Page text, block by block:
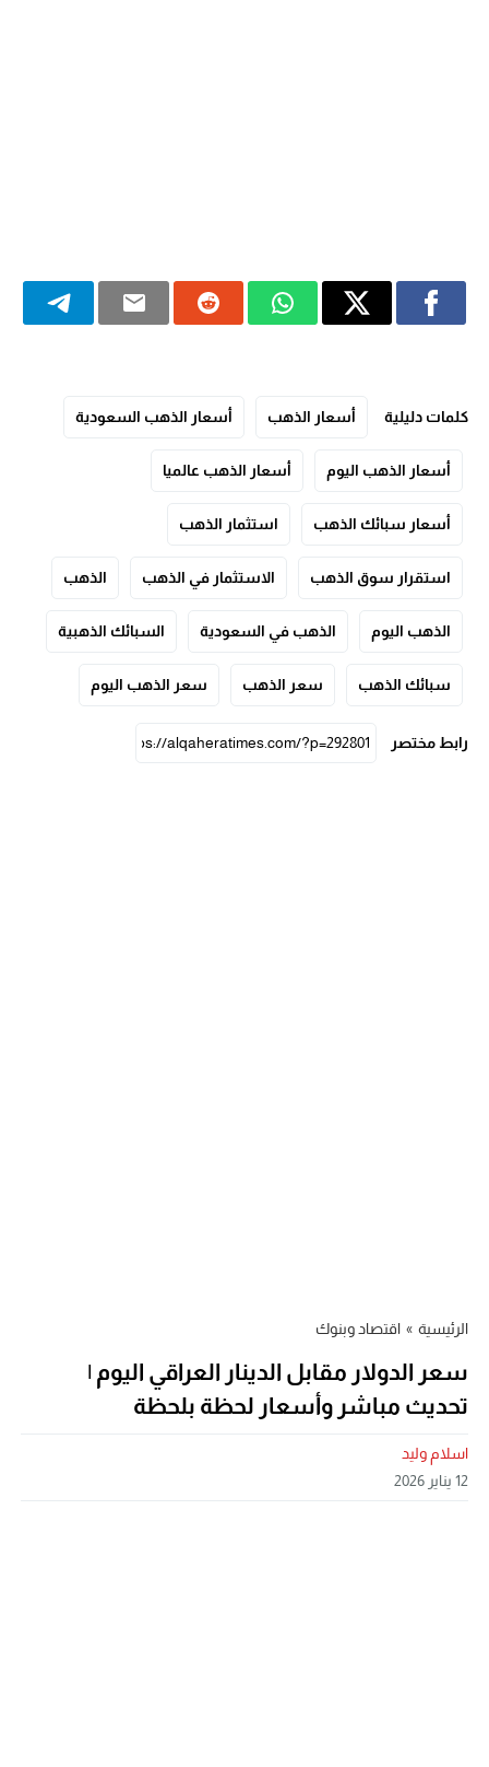
كلمات دليلية أسعار الذهب أسعار الذهب السعودية
أسعار الذهب اليوم أسعار الذهب عالميا
أسعار سبائك الذهب استثمار الذهب
استقرار سوق الذهب الاستثمار في الذهب الذهب
الذهب اليوم الذهب في السعودية السبائك الذهبية
سبائك الذهب سعر الذهب سعر الذهب اليوم
رابط مختصر
الرئيسية » اقتصاد وبنوك
سعر الدولار مقابل الدينار العراقي اليوم |
تحديث مباشر وأسعار لحظة بلحظة
اسلام وليد
12 يناير 2026